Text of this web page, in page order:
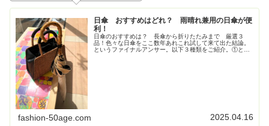
日傘 おすすめはどれ？ 雨晴れ兼用の日傘が便
利！
日傘のおすすめは？ 長傘から折りたたみまで 厳選３
品！色々な日傘をここ数年あれこれ試して来て出た結論。
というファイナルアンサー。以下３種類をご紹介。①とに
fashion-50age.com 2025.04.16